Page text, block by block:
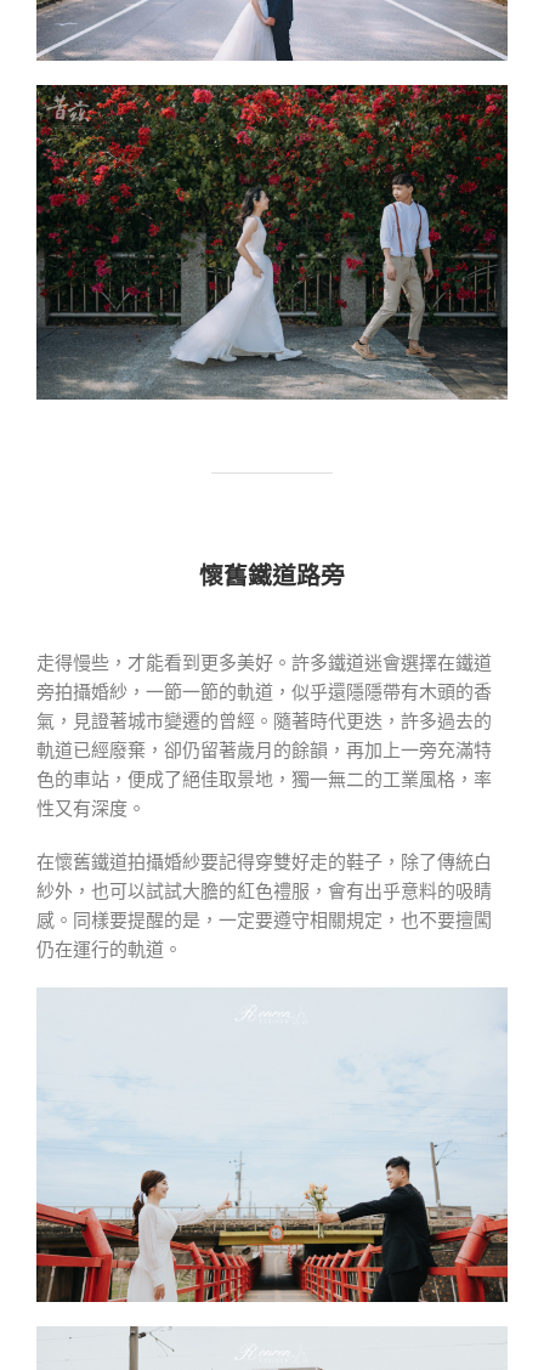
懷舊鐵道路旁
走得慢些，才能看到更多美好。許多鐵道迷會選擇在鐵道
旁拍攝婚紗，一節一節的軌道，似乎還隱隱帶有木頭的香
氣，見證著城市變遷的曾經。隨著時代更迭，許多過去的
軌道已經廢棄，卻仍留著歲月的餘韻，再加上一旁充滿特
色的車站，便成了絕佳取景地，獨一無二的工業風格，率
性又有深度。
在懷舊鐵道拍攝婚紗要記得穿雙好走的鞋子，除了傳統白
紗外，也可以試試大膽的紅色禮服，會有出乎意料的吸睛
感。同樣要提醒的是，一定要遵守相關規定，也不要擅闖
仍在運行的軌道。